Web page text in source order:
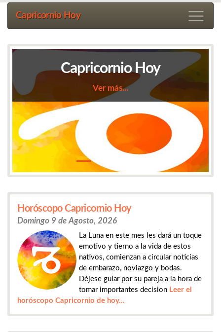
Capricornio Hoy
Horóscopo Capricornio para Mañana Gratis
Horóscopo Capricornio Hoy
Domingo 9 de Agosto, 2026
La Luna en este mes les dará un toque
emotivo y tierno a la vida de estos
nativos, comienzan a circular noticias
de embarazo, noviazgo y bodas.
Déjese guiar por su pareja a la hora de
tomar importantes decision Leer el
horóscopo Capricornio de hoy...